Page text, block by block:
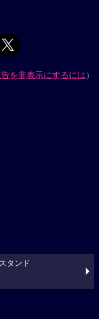
告を非表示にするには）
タンド